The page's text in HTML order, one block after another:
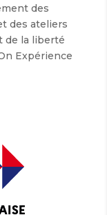
des
des ateliers
de la liberté
Expérience